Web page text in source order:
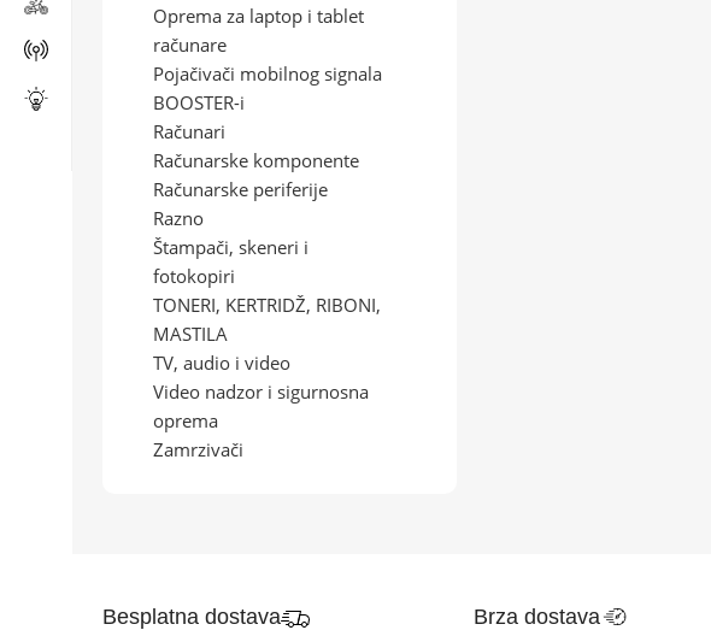
Oprema za laptop i tablet
računare
Pojačivači mobilnog signala
BOOSTER-i
Računari
Računarske komponente
Računarske periferije
Razno
Štampači, skeneri i
fotokopiri
TONERI, KERTRIDŽ, RIBONI,
MASTILA
TV, audio i video
Video nadzor i sigurnosna
oprema
Zamrzivači
Besplatna dostava Brza dostava